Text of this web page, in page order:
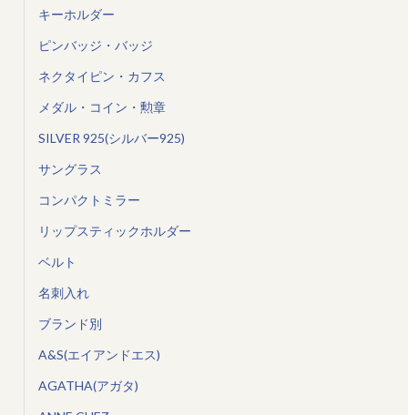
キーホルダー
ピンバッジ・バッジ
ネクタイピン・カフス
メダル・コイン・勲章
SILVER 925(シルバー925)
サングラス
コンパクトミラー
リップスティックホルダー
ベルト
名刺入れ
ブランド別
A&S(エイアンドエス)
AGATHA(アガタ)